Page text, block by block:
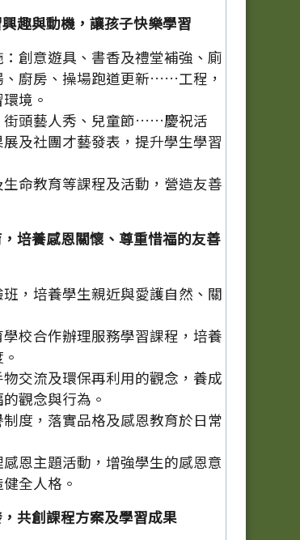
趣與動機，讓孩子快樂學習
創意遊具、書香及禮堂補強、廁
廚房、操場跑道更新……工程，
境。
街頭藝人秀、兒童節……慶祝活
及社團才藝發表，提升學生學習
命教育等課程及活動，營造友善
，培養感恩關懷、尊重惜福的友善
，培養學生親近與愛護自然、關
校合作辦理服務學習課程，培養
交流及環保再利用的觀念，養成
觀念與行為。
度，落實品格及感恩教育於日常
恩主題活動，增強學生的感恩意
全人格。
共創課程方案及學習成果